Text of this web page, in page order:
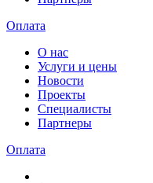
Оплата
О нас
Услуги и цены
Новости
Проекты
Специалисты
Партнеры
Оплата